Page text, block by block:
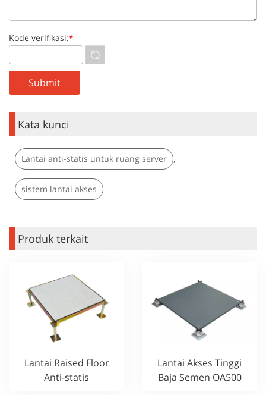
Kode verifikasi:*
Kata kunci
Lantai anti-statis untuk ruang server ,
sistem lantai akses
Produk terkait
Lantai Raised Floor
Anti-statis
Lantai Akses Tinggi
Baja Semen OA500